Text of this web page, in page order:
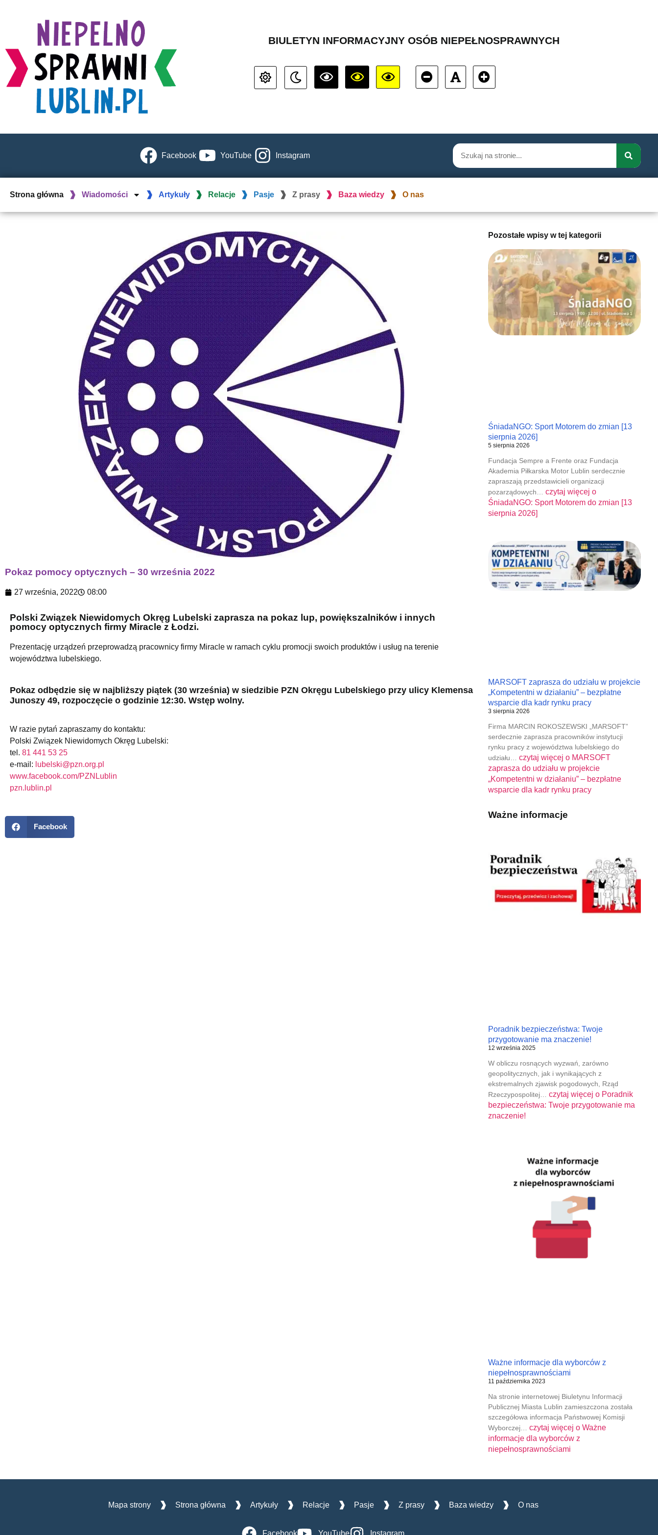
BIULETYN INFORMACYJNY OSÓB NIEPEŁNOSPRAWNYCH
Facebook YouTube Instagram
Strona główna Wiadomości Artykuły Relacje Pasje Z prasy Baza wiedzy O nas
Pokaz pomocy optycznych – 30 września 2022
27 września, 2022 08:00
Polski Związek Niewidomych Okręg Lubelski zaprasza na pokaz lup, powiększalników i innych
pomocy optycznych firmy Miracle z Łodzi.
Prezentację urządzeń przeprowadzą pracownicy firmy Miracle w ramach cyklu promocji swoich produktów i usług na terenie
województwa lubelskiego.
Pokaz odbędzie się w najbliższy piątek (30 września) w siedzibie PZN Okręgu Lubelskiego przy ulicy Klemensa
Junoszy 49, rozpoczęcie o godzinie 12:30. Wstęp wolny.
W razie pytań zapraszamy do kontaktu:
Polski Związek Niewidomych Okręg Lubelski:
tel. 81 441 53 25
e-mail: lubelski@pzn.org.pl
www.facebook.com/PZNLublin
pzn.lublin.pl
Facebook
Pozostałe wpisy w tej kategorii
ŚniadaNGO: Sport Motorem do zmian [13
sierpnia 2026]
5 sierpnia 2026
Fundacja Sempre a Frente oraz Fundacja
Akademia Piłkarska Motor Lublin serdecznie
zapraszają przedstawicieli organizacji
pozarządowych… czytaj więcej o
ŚniadaNGO: Sport Motorem do zmian [13
sierpnia 2026]
MARSOFT zaprasza do udziału w projekcie
„Kompetentni w działaniu” – bezpłatne
wsparcie dla kadr rynku pracy
3 sierpnia 2026
Firma MARCIN ROKOSZEWSKI „MARSOFT”
serdecznie zaprasza pracowników instytucji
rynku pracy z województwa lubelskiego do
udziału… czytaj więcej oMARSOFT
zaprasza do udziału w projekcie
„Kompetentni w działaniu” – bezpłatne
wsparcie dla kadr rynku pracy
Ważne informacje
Poradnik bezpieczeństwa: Twoje
przygotowanie ma znaczenie!
12 września 2025
W obliczu rosnących wyzwań, zarówno
geopolitycznych, jak i wynikających z
ekstremalnych zjawisk pogodowych, Rząd
Rzeczypospolitej… czytaj więcej oPoradnik
bezpieczeństwa: Twoje przygotowanie ma
znaczenie!
Ważne informacje dla wyborców z
niepełnosprawnościami
11 października 2023
Na stronie internetowej Biuletynu Informacji
Publicznej Miasta Lublin zamieszczona została
szczegółowa informacja Państwowej Komisji
Wyborczej… czytaj więcej oWażne
informacje dla wyborców z
niepełnosprawnościami
Mapa strony Strona główna Artykuły Relacje Pasje Z prasy Baza wiedzy O nas